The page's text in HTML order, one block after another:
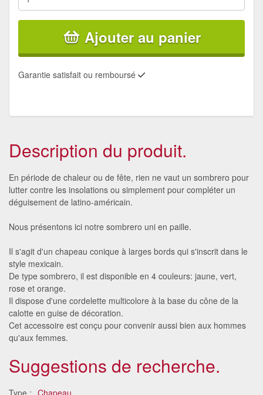
Ajouter au panier
Garantie satisfait ou remboursé
Description du produit.
En période de chaleur ou de fête, rien ne vaut un sombrero pour
lutter contre les insolations ou simplement pour compléter un
déguisement de latino-américain.
Nous présentons ici notre sombrero uni en paille.
Il s'agit d'un chapeau conique à larges bords qui s'inscrit dans le
style mexicain.
De type sombrero, il est disponible en 4 couleurs: jaune, vert,
rose et orange.
Il dispose d'une cordelette multicolore à la base du cône de la
calotte en guise de décoration.
Cet accessoire est conçu pour convenir aussi bien aux hommes
qu'aux femmes.
Suggestions de recherche.
Type : Chapeau